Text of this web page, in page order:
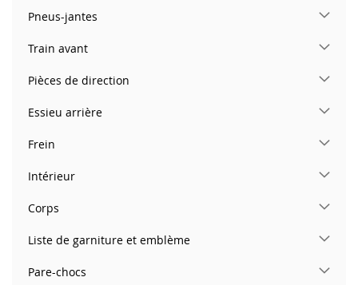
Pneus-jantes
Train avant
Pièces de direction
Essieu arrière
Frein
Intérieur
Corps
Liste de garniture et emblème
Pare-chocs